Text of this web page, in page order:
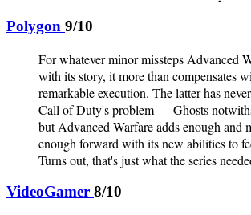
Polygon 9/10
For whatever minor missteps Advanced
with its story, it more than compensates
remarkable execution. The latter has
Call of Duty's problem — Ghosts
but Advanced Warfare adds enough and
enough forward with its new abilities to
Turns out, that's just what the series
VideoGamer 8/10